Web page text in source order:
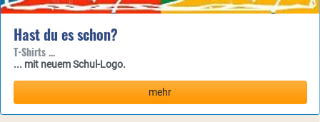
Hast du es schon?
T-Shirts ...
... mit neuem Schul-Logo.
mehr